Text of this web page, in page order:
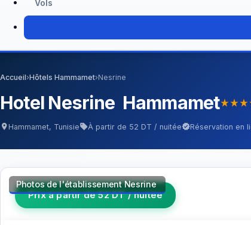
Vols
Accueil›Hôtels Hammamet›Nesrine
Hotel Nesrine Hammametstar_ratestar_ratestar_rate
location_on Hammamet, TunisiesellÀ partir de 52 DT / nuitéeverifiedRéservation en
Prix à partir de 52 DT / nuitée
Photos de l'établissement Nesrine